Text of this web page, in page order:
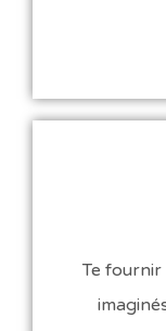
Te fournir